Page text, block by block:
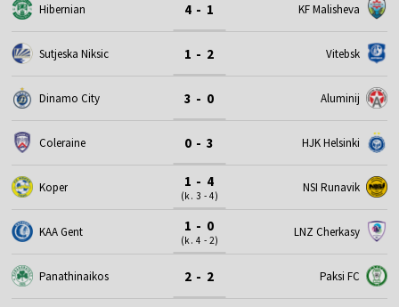
Hibernian 4 - 1 KF Malisheva
Sutjeska Niksic 1 - 2 Vitebsk
Dinamo City 3 - 0 Aluminij
Coleraine 0 - 3 HJK Helsinki
Koper 1 - 4
(k. 3 - 4)
NSI Runavik
KAA Gent 1 - 0
(k. 4 - 2)
LNZ Cherkasy
Panathinaikos 2 - 2 Paksi FC